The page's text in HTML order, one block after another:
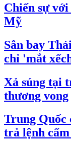
Chiến sự
Mỹ
Sân bay
chỉ 'mắt
Xả súng tại
thương vong
Trung Quốc
trả lệnh